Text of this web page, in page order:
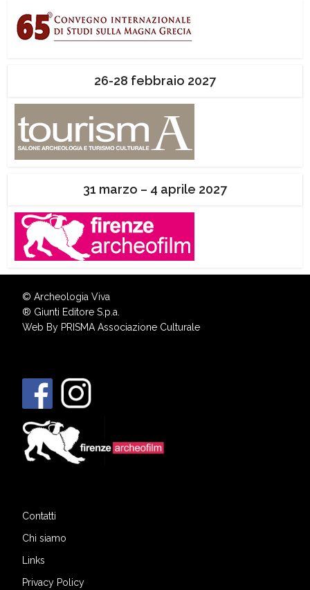
26-28 febbraio 2027
31 marzo – 4 aprile 2027
© Archeologia Viva
® Giunti Editore S.p.a.
Web By PRISMA Associazione Culturale
Contatti
Chi siamo
Links
Privacy Policy